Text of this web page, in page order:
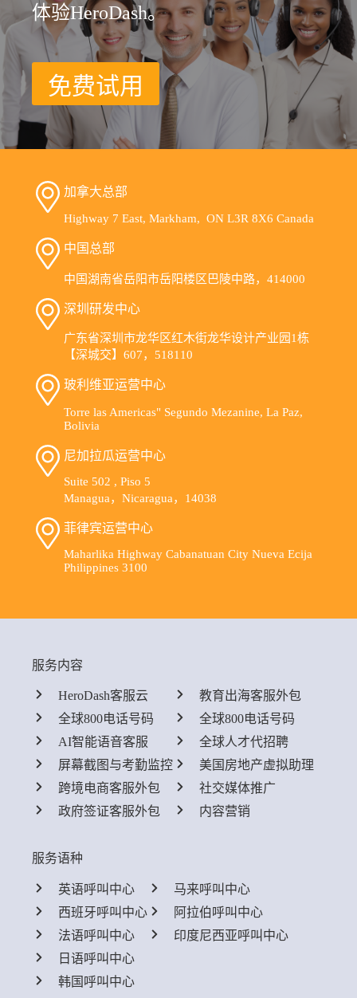
体验HeroDash。
免费试用
加拿大总部
Highway 7 East, Markham, ON L3R 8X6 Canada
中国总部
中国湖南省岳阳市岳阳楼区巴陵中路，414000
深圳研发中心
广东省深圳市龙华区红木街龙华设计产业园1栋
【深城交】607，518110
玻利维亚运营中心
Torre las Americas" Segundo Mezanine, La Paz,
Bolivia
尼加拉瓜运营中心
Suite 502 , Piso 5
Managua，Nicaragua，14038
菲律宾运营中心
Maharlika Highway Cabanatuan City Nueva Ecija
Philippines 3100
服务内容
HeroDash客服云
全球800电话号码
AI智能语音客服
屏幕截图与考勤监控
跨境电商客服外包
政府签证客服外包
教育出海客服外包
全球800电话号码
全球人才代招聘
美国房地产虚拟助理
社交媒体推广
内容营销
服务语种
英语呼叫中心
西班牙呼叫中心
法语呼叫中心
日语呼叫中心
韩国呼叫中心
马来呼叫中心
阿拉伯呼叫中心
印度尼西亚呼叫中心